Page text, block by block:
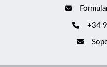
+34